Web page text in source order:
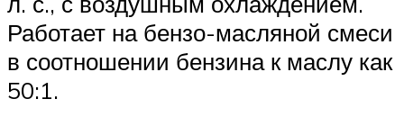
Работает на бензо-масляной смеси
в соотношении бензина к маслу как
50:1.